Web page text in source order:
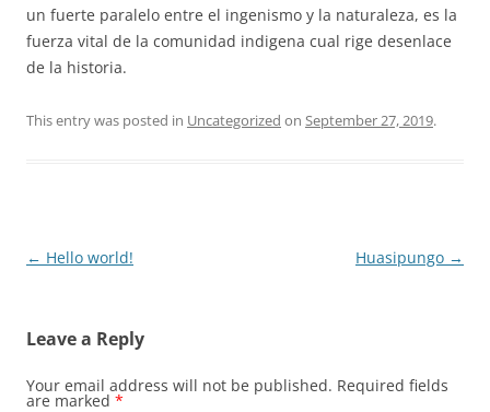
un fuerte paralelo entre el ingenismo y la naturaleza, es la
fuerza vital de la comunidad indigena cual rige desenlace
de la historia.
This entry was posted in Uncategorized on September 27, 2019.
Post
← Hello world! Huasipungo →
Leave a Reply
Your email address will not be published. Required fields
are marked *